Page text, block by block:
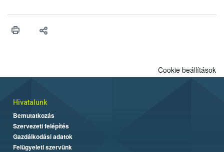
vonni az ebek viselkedésének megítélésében jártas szakértőt.
Cookie beállítások
Hivatalunk
Bemutatkozás
Szervezeti felépítés
Gazdálkodási adatok
Felügyeleti szervünk